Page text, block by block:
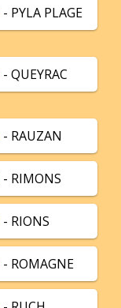
- PYLA PLAGE
- QUEYRAC
- RAUZAN
- RIMONS
- RIONS
- ROMAGNE